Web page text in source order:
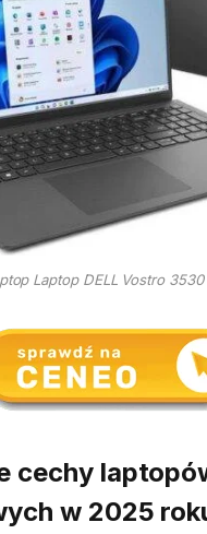
Laptop DELL Vostro 3530
cechy
w 2025